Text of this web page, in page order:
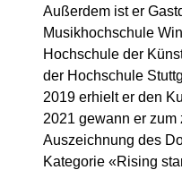
Außerdem ist er
Musikhochschule
Hochschule der
der Hochschule
2019 erhielt er den
2021 gewann er
Auszeichnung des
Kategorie «Rising